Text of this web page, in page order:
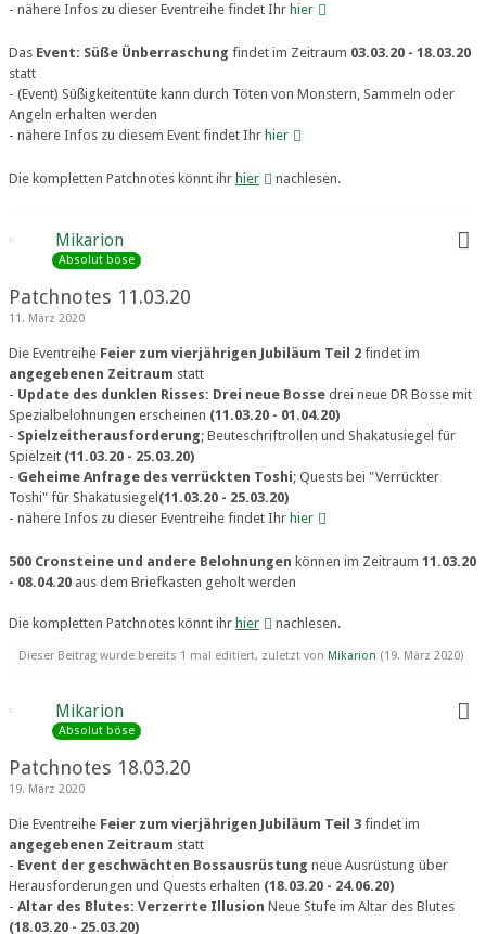
- nähere Infos zu dieser Eventreihe findet Ihr hier
Das Event: Süße Ünberraschung findet im Zeitraum 03.03.20 - 18.03.20
statt
- (Event) Süßigkeitentüte kann durch Töten von Monstern, Sammeln oder
Angeln erhalten werden
- nähere Infos zu diesem Event findet Ihr hier
Die kompletten Patchnotes könnt ihr hier nachlesen.
Mikarion
Absolut böse
Patchnotes 11.03.20
11. März 2020
Die Eventreihe Feier zum vierjährigen Jubiläum Teil 2 findet im
angegebenen Zeitraum statt
- Update des dunklen Risses: Drei neue Bosse drei neue DR Bosse mit
Spezialbelohnungen erscheinen (11.03.20 - 01.04.20)
- Spielzeitherausforderung; Beuteschriftrollen und Shakatusiegel für
Spielzeit (11.03.20 - 25.03.20)
- Geheime Anfrage des verrückten Toshi; Quests bei "Verrückter
Toshi" für Shakatusiegel (11.03.20 - 25.03.20)
- nähere Infos zu dieser Eventreihe findet Ihr hier
500 Cronsteine und andere Belohnungen können im Zeitraum 11.03.20
- 08.04.20 aus dem Briefkasten geholt werden
Die kompletten Patchnotes könnt ihr hier nachlesen.
Dieser Beitrag wurde bereits 1 mal editiert, zuletzt von Mikarion (19. März 2020)
Mikarion
Absolut böse
Patchnotes 18.03.20
19. März 2020
Die Eventreihe Feier zum vierjährigen Jubiläum Teil 3 findet im
angegebenen Zeitraum statt
- Event der geschwächten Bossausrüstung neue Ausrüstung über
Herausforderungen und Quests erhalten (18.03.20 - 24.06.20)
- Altar des Blutes: Verzerrte Illusion Neue Stufe im Altar des Blutes
(18.03.20 - 25.03.20)